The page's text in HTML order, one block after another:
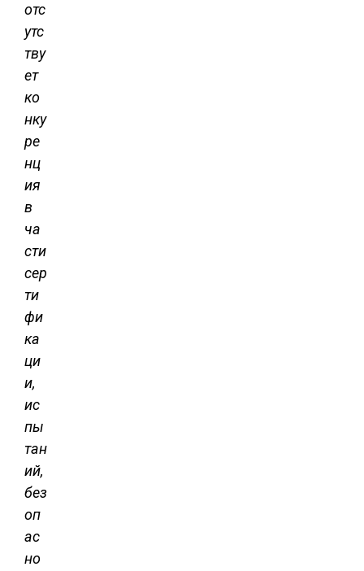
отс
утс
тву
ет
ко
нку
ре
нц
ия
в
ча
сти
сер
ти
фи
ка
ци
и,
ис
пы
тан
ий,
без
оп
ас
но